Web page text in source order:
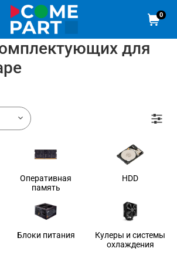
0
для
Оперативная
память
HDD
Блоки питания
Кулеры и системы
охлаждения